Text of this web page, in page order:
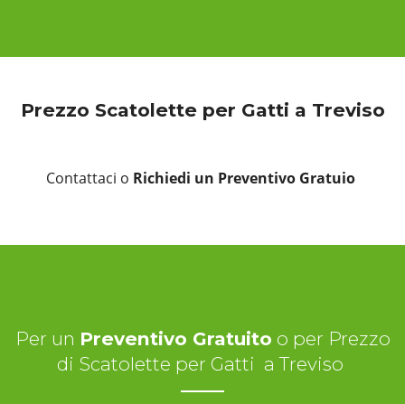
Prezzo Scatolette per Gatti a Treviso
Contattaci o Richiedi un Preventivo Gratuio
Per un Preventivo Gratuito o per Prezzo
di Scatolette per Gatti a Treviso